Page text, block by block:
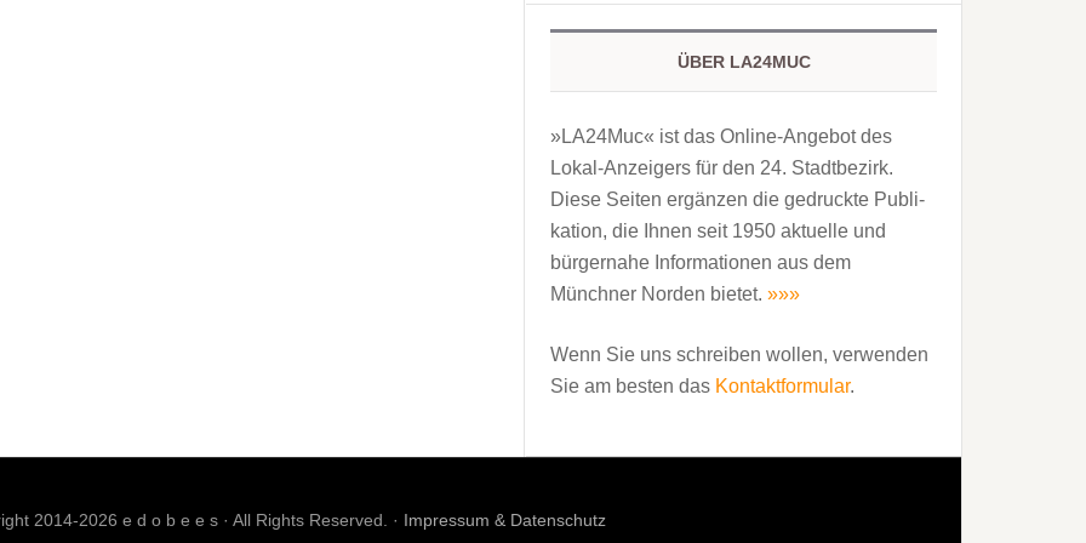
ÜBER LA24MUC
»LA24Muc« ist das Online-Angebot des
Lokal-Anzeigers für den 24. Stadtbezirk.
Diese Seiten ergänzen die gedruckte Publi­
kation, die Ihnen seit 1950 aktuelle und
bürgernahe Informationen aus dem
Münchner Norden bietet. »»»
Wenn Sie uns schreiben wollen, verwenden
Sie am besten das Kontaktformular.
2014-2026 e d o b e e s · All Rights Reserved. · Impressum & Datenschutz